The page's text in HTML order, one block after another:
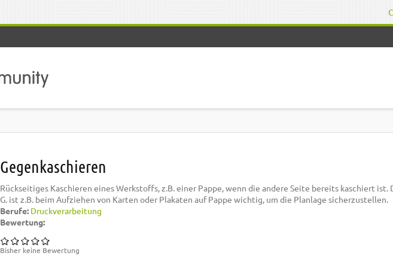
Gegenkaschieren
Rückseitiges Kaschieren eines Werkstoffs, z.B. einer Pappe, wenn die andere Seite bereits kaschiert ist.
G. ist z.B. beim Aufziehen von Karten oder Plakaten auf Pappe wichtig, um die Planlage sicherzustellen.
Berufe: Druckverarbeitung
Bewertung:
Bisher keine Bewertung